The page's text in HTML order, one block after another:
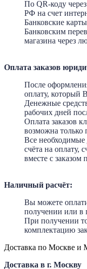
По QR-коду
РФ на счет
Банковские
Банковским
магазина через
Оплата заказов
После
оплату, который
Денежные
рабочих дней
Оплата заказов
возможна только
Все необходимые
счёта на оплату,
вместе с заказом
Наличный расчёт:
Вы можете
получении или в
При получении
комплектацию
Доставка по Москве и
Доставка в г. Москву